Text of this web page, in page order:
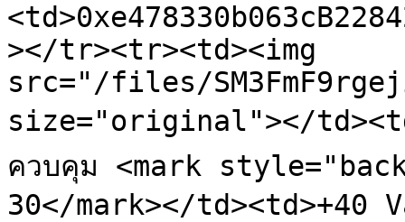
></tr><tr><td><img
src="/files/
size="original"></
ควบคุม <mark
30</mark></td><td>+40